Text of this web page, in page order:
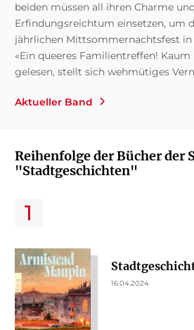
beiden müssen all ihren Charme
Erfindungsreichtum einsetzen, um
jährlichen Mittsommernachtsfest
«Ein queeres Familientreffen!
gelesen, stellt sich wehmütiges
Aktueller Band
Reihenfolge der Bücher der
"Stadtgeschichten"
16.04.2024